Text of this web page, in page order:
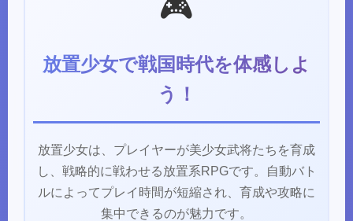
放置少女で戦国時代を体感しよ
う！
放置少女は、プレイヤーが美少女武将たちを育成
し、戦略的に戦わせる放置系RPGです。自動バト
ルによってプレイ時間が短縮され、育成や攻略に
集中できるのが魅力です。